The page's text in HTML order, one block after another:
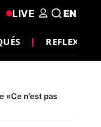
REFLEXION
LIVE EN
«Ce n’est pas